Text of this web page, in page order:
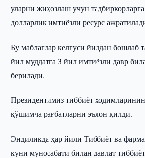
уларни жиҳозлаш учун
долларлик имтиёзли ресурс
Бу маблағлар келгуси йилдан бошлаб
йил муддатга 3 йил имтиёзли давр
берилади.
Президентимиз тиббиёт
қўшимча рағбатларни эълон қилди.
Эндиликда ҳар йили Тиббиёт ва
куни муносабати билан давлат